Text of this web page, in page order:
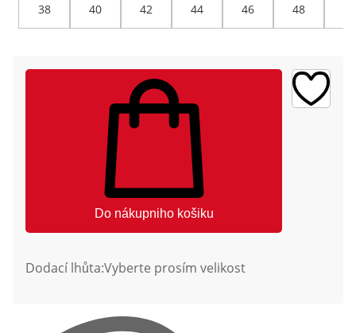
38 40 42 44 46 48
Do nákupniho košiku
Dodací lhůta:Vyberte prosím velikost